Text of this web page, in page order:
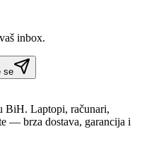
inbox.
se
BiH. Laptopi, računari,
— brza dostava, garancija i